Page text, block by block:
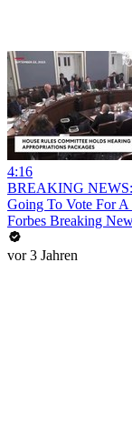
4:16
BREAKING NEWS:
Going To Vote For
Forbes Breaking
vor 3 Jahren